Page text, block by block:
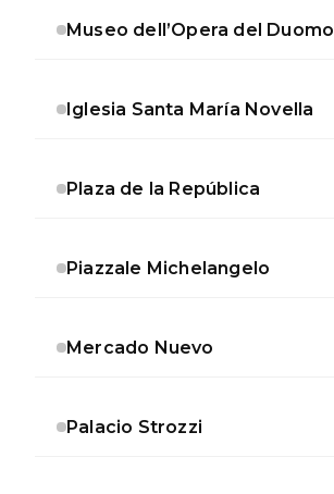
Museo dell’Opera del Duomo
Iglesia Santa María Novella
Plaza de la República
Piazzale Michelangelo
Mercado Nuevo
Palacio Strozzi